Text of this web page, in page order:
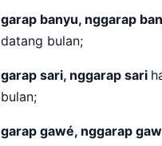
garap banyu, nggarap
datang bulan;
garap sari, nggarap sari
bulan;
garap gawé, nggarap